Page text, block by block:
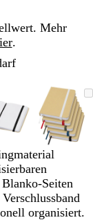
Mehr
.
Vergrößer-/
Bild
auf
Minimum
zum
Vergrößern
Verwenden
Sie
die
Tasten
+
und
-
zum
Zoomen
Bild
Zoom
auf
zum
Sie
die
Tasten
-
zum
Seiten
organisiert.